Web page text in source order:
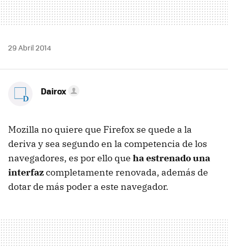
29 Abril 2014
Dairox
Mozilla no quiere que Firefox se quede a la
deriva y sea segundo en la competencia de los
navegadores, es por ello que ha estrenado una
interfazcompletamente renovada, además de
dotar de más poder a este navegador.